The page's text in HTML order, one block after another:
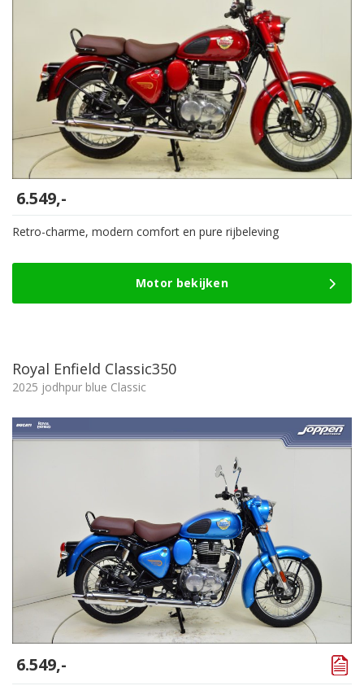
6.549,-
Retro-charme, modern comfort en pure rijbeleving
Motor bekijken
Royal Enfield Classic350
2025 jodhpur blue Classic
6.549,-